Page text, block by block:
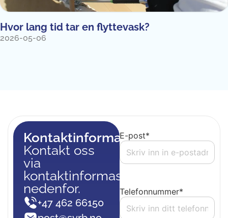
Hvor lang tid tar en flyttevask?
2026-05-06
Kontaktinformasjon
Kontakt oss
via
kontaktinformasjon
nedenfor.
+47 462 66150
E-post*
Telefonnummer*